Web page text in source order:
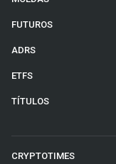
FUTUROS
ADRS
ETFS
TÍTULOS
CRYPTOTIMES